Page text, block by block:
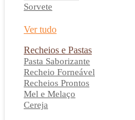
Sorvete
Ver tudo
Recheios e Pastas
Pasta Saborizante
Recheio Forneável
Recheios Prontos
Mel e Melaço
Cereja